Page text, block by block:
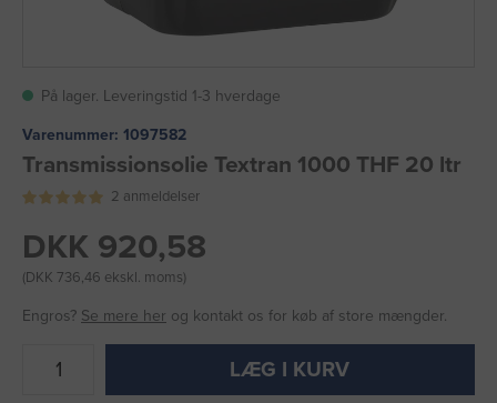
På lager. Leveringstid 1-3 hverdage
Varenummer: 1097582
Transmissionsolie Textran 1000 THF 20 ltr
2 anmeldelser
DKK 920,58
(DKK 736,46 ekskl. moms)
Engros? Se mere her og kontakt os for køb af store mængder.
LÆG I KURV